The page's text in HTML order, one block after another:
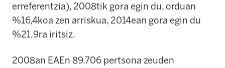
erreferentzia), 2008tik gora egin du, orduan
%16,4koa zen arriskua, 2014ean gora egin du
%21,9ra iritsiz.
2008an EAEn 89.706 pertsona zeuden